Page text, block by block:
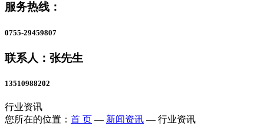
服务热线：
0755-29459807
联系人：张先生
13510988202
行业资讯
您所在的位置： 首 页 — 新闻资讯 — 行业资讯